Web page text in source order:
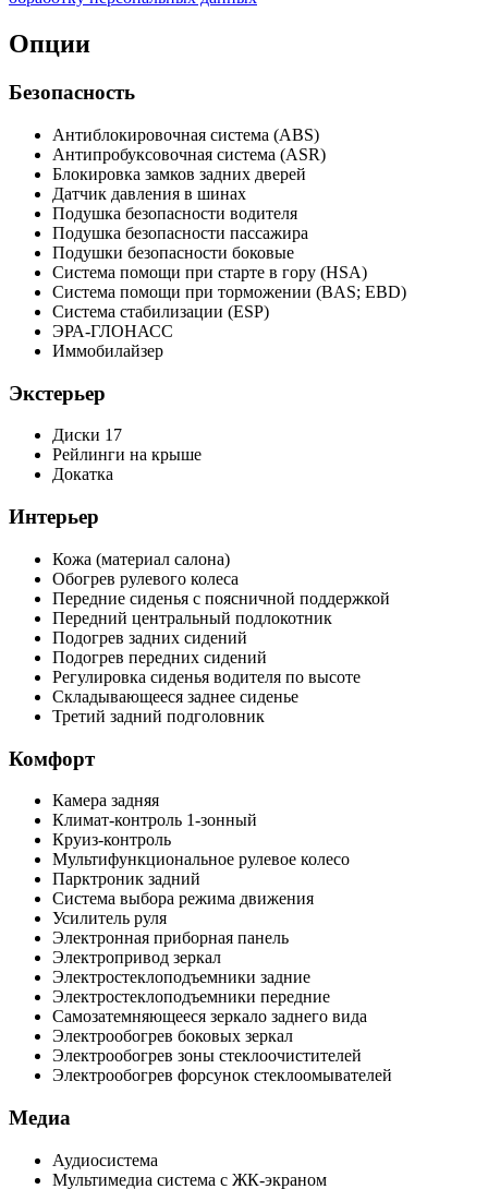
Опции
Безопасность
Антиблокировочная система (ABS)
Антипробуксовочная система (ASR)
Блокировка замков задних дверей
Датчик давления в шинах
Подушка безопасности водителя
Подушка безопасности пассажира
Подушки безопасности боковые
Система помощи при старте в гору (HSA)
Система помощи при торможении (BAS; EBD)
Система стабилизации (ESP)
ЭРА-ГЛОНАСС
Иммобилайзер
Экстерьер
Диски 17
Рейлинги на крыше
Докатка
Интерьер
Кожа (материал салона)
Обогрев рулевого колеса
Передние сиденья с поясничной поддержкой
Передний центральный подлокотник
Подогрев задних сидений
Подогрев передних сидений
Регулировка сиденья водителя по высоте
Складывающееся заднее сиденье
Третий задний подголовник
Комфорт
Камера задняя
Климат-контроль 1-зонный
Круиз-контроль
Мультифункциональное рулевое колесо
Парктроник задний
Система выбора режима движения
Усилитель руля
Электронная приборная панель
Электропривод зеркал
Электростеклоподъемники задние
Электростеклоподъемники передние
Самозатемняющееся зеркало заднего вида
Электрообогрев боковых зеркал
Электрообогрев зоны стеклоочистителей
Электрообогрев форсунок стеклоомывателей
Медиа
Аудиосистема
Мультимедиа система с ЖК-экраном